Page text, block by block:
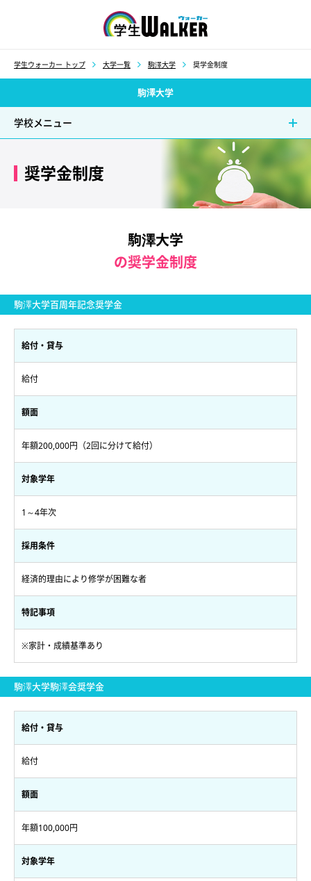
学生ウォーカー トップ 大学一覧 駒澤大学 奨学金制度
駒澤大学
学校メニュー
奨学金制度
駒澤大学
の奨学金制度
駒澤大学百周年記念奨学金
給付・貸与
給付
額面
年額200,000円（2回に分けて給付）
対象学年
1～4年次
採用条件
経済的理由により修学が困難な者
特記事項
※家計・成績基準あり
駒澤大学駒澤会奨学金
給付・貸与
給付
額面
年額100,000円
対象学年